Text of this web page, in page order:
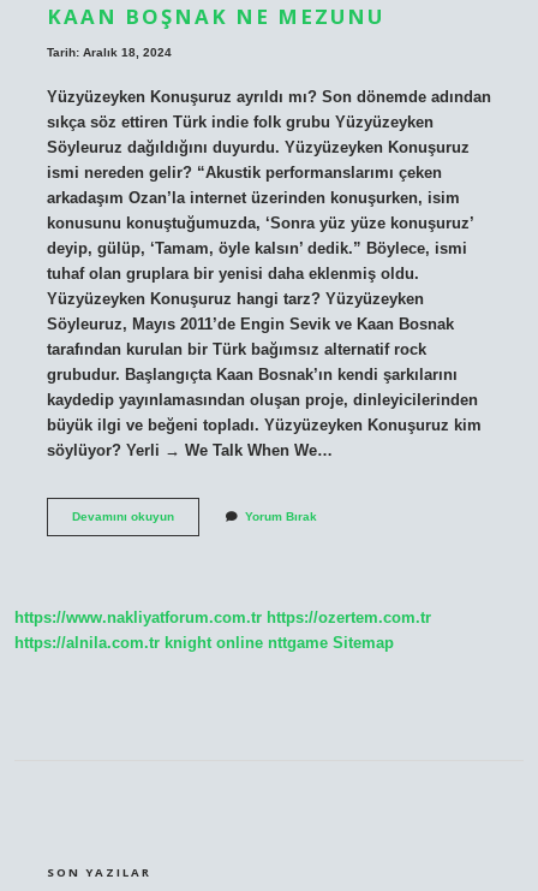
KAAN BOŞNAK NE MEZUNU
Tarih: Aralık 18, 2024
Yüzyüzeyken Konuşuruz ayrıldı mı? Son dönemde adından
sıkça söz ettiren Türk indie folk grubu Yüzyüzeyken
Söyleuruz dağıldığını duyurdu. Yüzyüzeyken Konuşuruz
ismi nereden gelir? “Akustik performanslarımı çeken
arkadaşım Ozan’la internet üzerinden konuşurken, isim
konusunu konuştuğumuzda, ‘Sonra yüz yüze konuşuruz’
deyip, gülüp, ‘Tamam, öyle kalsın’ dedik.” Böylece, ismi
tuhaf olan gruplara bir yenisi daha eklenmiş oldu.
Yüzyüzeyken Konuşuruz hangi tarz? Yüzyüzeyken
Söyleuruz, Mayıs 2011’de Engin Sevik ve Kaan Bosnak
tarafından kurulan bir Türk bağımsız alternatif rock
grubudur. Başlangıçta Kaan Bosnak’ın kendi şarkılarını
kaydedip yayınlamasından oluşan proje, dinleyicilerinden
büyük ilgi ve beğeni topladı. Yüzyüzeyken Konuşuruz kim
söylüyor? Yerli → We Talk When We…
Devamını okuyunKaan
Yorum Bırak
https://www.nakliyatforum.com.tr https://ozertem.com.tr
https://alnila.com.tr knight online nttgame Sitemap
SON YAZILAR